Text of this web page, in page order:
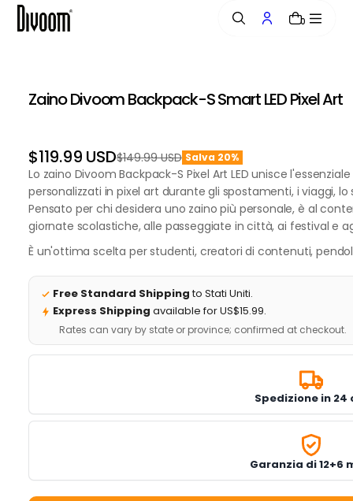
0
OFF
OFF
OFF
OFF
OFF
OFF
OFF
OFF
OFF
OFF
OFF
OFF
OFF
OFF
OFF
Zaino Divoom Backpack-S Smart LED Pixel Art
$119.99 USD
Prezzo
normale
$149.99 USD
Prezzo
scontato
Salva 20%
Lo zaino Divoom Backpack-S Pixel Art LED unisce
personalizzati in pixel art durante gli spostamenti, i viaggi, lo
Pensato per chi desidera uno zaino più personale, è al
giornate scolastiche, alle passeggiate in città, ai festival e
È un'ottima scelta per studenti, creatori di contenuti,
Free Standard Shippingto Stati Uniti.
Express Shipping available for US$15.99.
Rates can vary by state or province; confirmed at checkout.
Spedizione in 24
Garanzia di 12+6